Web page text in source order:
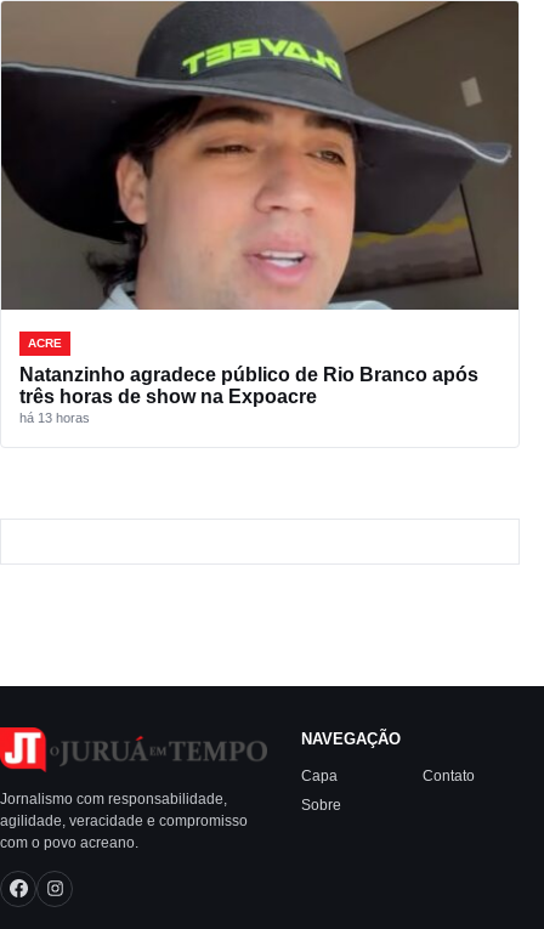
ACRE
Natanzinho agradece público de Rio Branco após
três horas de show na Expoacre
há 13 horas
Jornalismo com responsabilidade,
agilidade, veracidade e compromisso
com o povo acreano.
NAVEGAÇÃO
Capa
Sobre
Contato